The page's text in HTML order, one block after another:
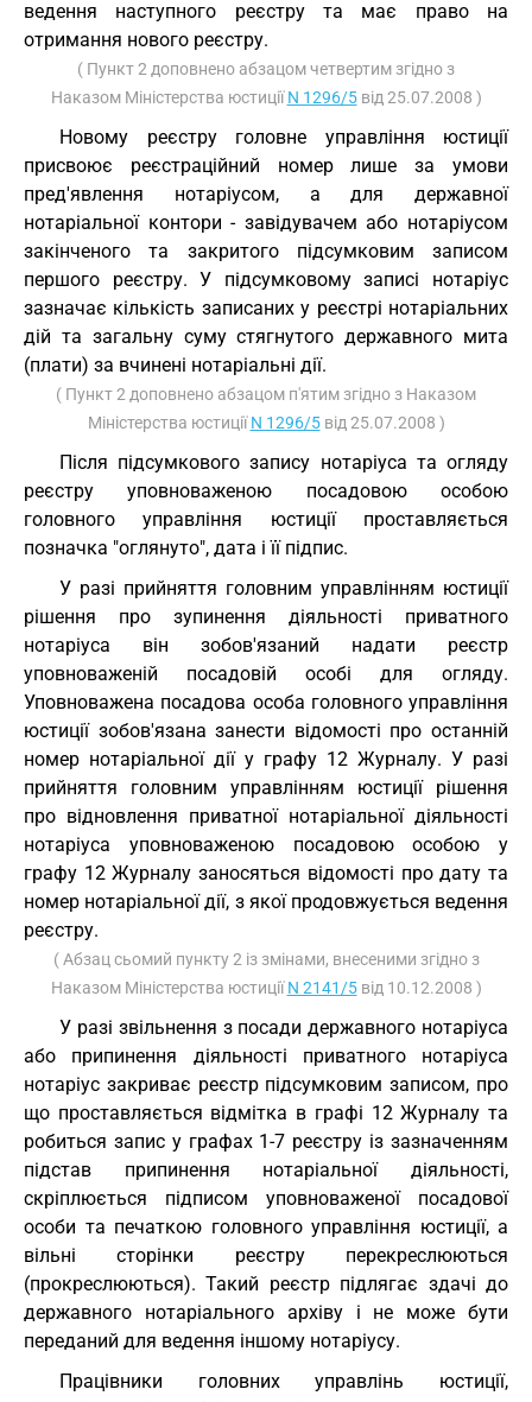
ведення наступного реєстру та має право на
отримання нового реєстру.
( Пункт 2 доповнено абзацом четвертим згідно з
Наказом Міністерства юстиціїN 1296/5від 25.07.2008 )
Новому реєстру головне управління юстиції
присвоює реєстраційний номер лише за умови
пред'явлення нотаріусом, а для державної
нотаріальної контори - завідувачем або нотаріусом
закінченого та закритого підсумковим записом
першого реєстру. У підсумковому записі нотаріус
зазначає кількість записаних у реєстрі нотаріальних
дій та загальну суму стягнутого державного мита
(плати) за вчинені нотаріальні дії.
( Пункт 2 доповнено абзацом п'ятим згідно з Наказом
Міністерства юстиціїN 1296/5від 25.07.2008 )
Після підсумкового запису нотаріуса та огляду
реєстру уповноваженою посадовою особою
головного управління юстиції проставляється
позначка "оглянуто", дата і її підпис.
У разі прийняття головним управлінням юстиції
рішення про зупинення діяльності приватного
нотаріуса він зобов'язаний надати реєстр
уповноваженій посадовій особі для огляду.
Уповноважена посадова особа головного управління
юстиції зобов'язана занести відомості про останній
номер нотаріальної дії у графу 12 Журналу. У разі
прийняття головним управлінням юстиції рішення
про відновлення приватної нотаріальної діяльності
нотаріуса уповноваженою посадовою особою у
графу 12 Журналу заносяться відомості про дату та
номер нотаріальної дії, з якої продовжується ведення
реєстру.
( Абзац сьомий пункту 2 із змінами, внесеними згідно з
Наказом Міністерства юстиціїN 2141/5від 10.12.2008 )
У разі звільнення з посади державного нотаріуса
або припинення діяльності приватного нотаріуса
нотаріус закриває реєстр підсумковим записом, про
що проставляється відмітка в графі 12 Журналу та
робиться запис у графах 1-7 реєстру із зазначенням
підстав припинення нотаріальної діяльності,
скріплюється підписом уповноваженої посадової
особи та печаткою головного управління юстиції, а
вільні сторінки реєстру перекреслюються
(прокреслюються). Такий реєстр підлягає здачі до
державного нотаріального архіву і не може бути
переданий для ведення іншому нотаріусу.
Працівники головних управлінь юстиції,